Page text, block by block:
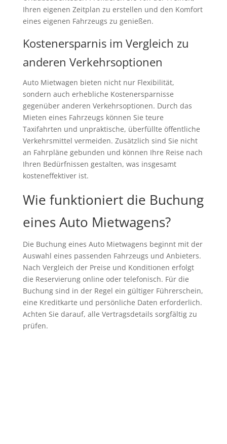
Ihren eigenen Zeitplan zu erstellen und den Komfort
eines eigenen Fahrzeugs zu genießen.
Kostenersparnis im Vergleich zu
anderen Verkehrsoptionen
Auto Mietwagen bieten nicht nur Flexibilität,
sondern auch erhebliche Kostenersparnisse
gegenüber anderen Verkehrsoptionen. Durch das
Mieten eines Fahrzeugs können Sie teure
Taxifahrten und unpraktische, überfüllte öffentliche
Verkehrsmittel vermeiden. Zusätzlich sind Sie nicht
an Fahrpläne gebunden und können Ihre Reise nach
Ihren Bedürfnissen gestalten, was insgesamt
kosteneffektiver ist.
Wie funktioniert die Buchung
eines Auto Mietwagens?
Die Buchung eines Auto Mietwagens beginnt mit der
Auswahl eines passenden Fahrzeugs und Anbieters.
Nach Vergleich der Preise und Konditionen erfolgt
die Reservierung online oder telefonisch. Für die
Buchung sind in der Regel ein gültiger Führerschein,
eine Kreditkarte und persönliche Daten erforderlich.
Achten Sie darauf, alle Vertragsdetails sorgfältig zu
prüfen.